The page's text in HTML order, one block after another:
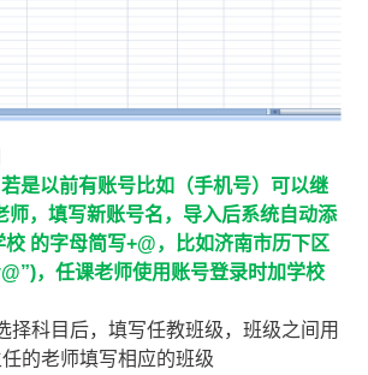
是以前有账号比如（手机号）可以继
师，填写新账号名，导入后系统自动添
的字母简写+@，比如济南市历下区
，任课老师使用账号登录时加学校
择科目后，填写任教班级，班级之间用
任的老师填写相应的班级